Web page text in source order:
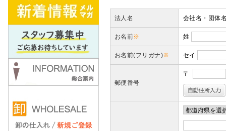
法人名 会社名・団体
お名前※ 姓
お名前(フリガナ)※ セイ
郵便番号
〒